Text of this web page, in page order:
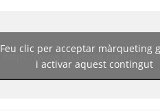
https://www.facebook.com/
Feu clic per acceptar màrqueting
i activar aquest contingut